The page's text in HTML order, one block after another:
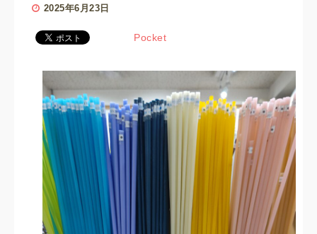
2025年6月23日
Pocket